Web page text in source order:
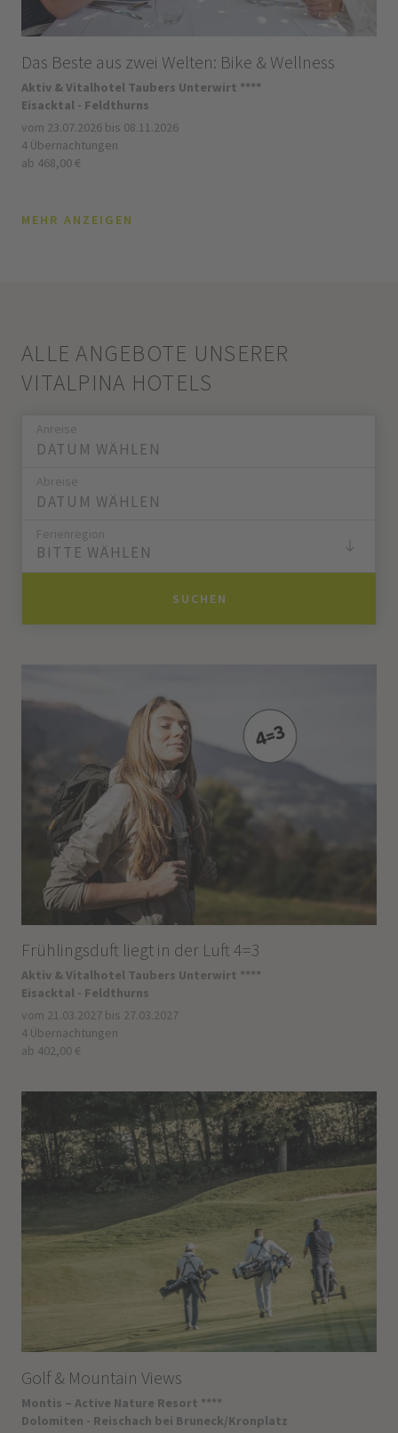
Das Beste aus zwei Welten: Bike & Wellness
Aktiv & Vitalhotel Taubers Unterwirt ****
Eisacktal - Feldthurns
vom 23.07.2026 bis 08.11.2026
4 Übernachtungen
ab 468,00 €
MEHR ANZEIGEN
ALLE ANGEBOTE UNSERER
VITALPINA HOTELS
Anreise
Abreise
Ferienregion
BITTE WÄHLEN
SUCHEN
Frühlingsduft liegt in der Luft 4=3
Aktiv & Vitalhotel Taubers Unterwirt ****
Eisacktal - Feldthurns
vom 21.03.2027 bis 27.03.2027
4 Übernachtungen
ab 402,00 €
Golf & Mountain Views
Montis – Active Nature Resort ****
Dolomiten - Reischach bei Bruneck/Kronplatz